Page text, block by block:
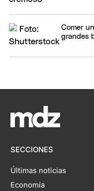
Comer
grandes
SECCIONES
Últimas noticias
Economía